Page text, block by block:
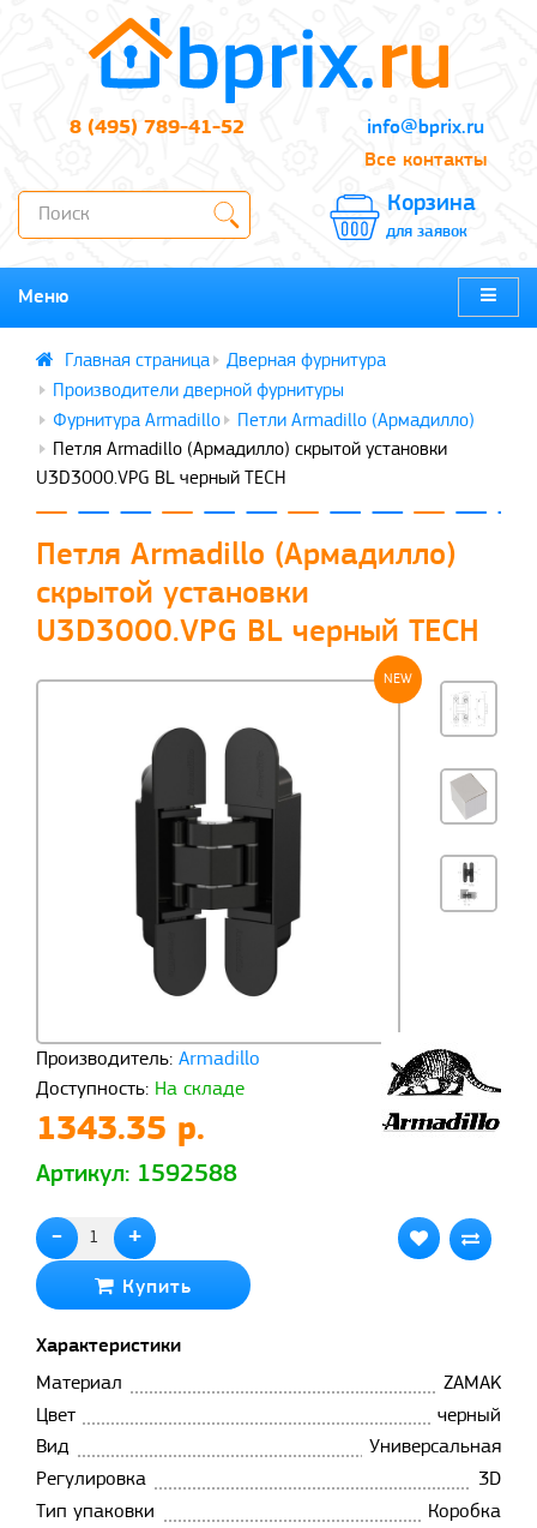
8 (495) 789-41-52
info@bprix.ru
Все контакты
Корзина
для заявок
Меню
Дверная фурнитура
Производители дверной фурнитуры
Фурнитура Armadillo
Петли Armadillo (Армадилло)
Петля Armadillo (Армадилло) скрытой установки
U3D3000.VPG BL черный TECH
Петля Armadillo (Армадилло)
скрытой установки
U3D3000.VPG BL черный TECH
NEW
Производитель: Armadillo
Доступность: На складе
1343.35 р.
Артикул: 1592588
- +
Купить
Характеристики
Материал
ZAMAK
Цвет
черный
Вид
Универсальная
Регулировка
3D
Тип упаковки
Коробка